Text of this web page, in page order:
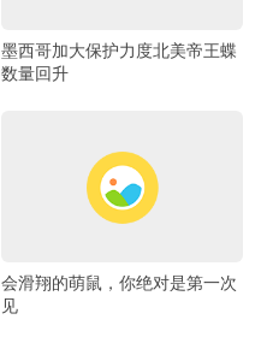
墨西哥加大保护力度北美帝王蝶
数量回升
会滑翔的萌鼠，你绝对是第一次
见